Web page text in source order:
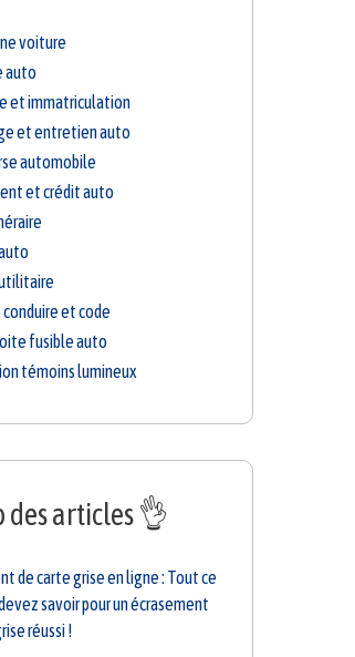
voiture
auto
et immatriculation
et entretien auto
automobile
et crédit auto
conduire et code
fusible auto
témoins lumineux
des articles 👌
de carte grise en ligne : Tout ce
savoir pour un écrasement
réussi !